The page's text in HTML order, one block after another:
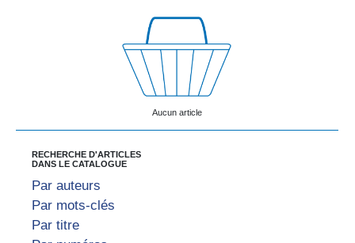
Aucun article
RECHERCHE D'ARTICLES
DANS LE CATALOGUE
Par auteurs
Par mots-clés
Par titre